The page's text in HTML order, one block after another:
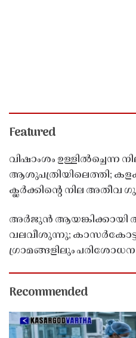
Featured
വിഷാംശം ഉള്ളിൽച്ചെന്ന
ആശുപത്രിയിലെത്തി;
ക്ലർക്കിൻ്റെ നില അതീവ
അർജുൻ ആയങ്കിക്കായി
വലവീശുന്നു;
ഗ്രാമങ്ങളിലും
Recommended